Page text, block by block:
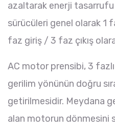
azaltarak enerji
sürücüleri genel olarak 1
faz giriş / 3 faz çıkış
AC motor prensibi, 3
gerilim yönünün doğru
getirilmesidir. Meydana
alan motorun dönmesini